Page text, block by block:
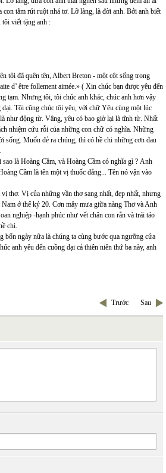
con tằm rút ruột nhả tơ. Lỡ làng, là đời anh. Bởi anh biết
tôi viết tặng anh :
tôi đã quên tên, Albert Breton - một cột sống trong
d’ être follement aimée.» ( Xin chúc bạn được yêu đến
tạm. Nhưng tôi, tôi chúc anh khác, chúc anh hơn vậy
dại. Tôi cũng chúc tôi yêu, với chữ Yêu cùng một lúc
như động từ. Vâng, yêu có bao giờ lại là tĩnh từ. Nhất
nhiệm cứu rỗi của những con chữ có nghĩa. Những
sống. Muốn đẻ ra chúng, thì có hề chi những cơn đau
là Hoàng Cầm, và Hoàng Cầm có nghĩa gì ? Anh
Cầm là tên một vị thuốc đắng... Tên nó vận vào
thơ. Vị của những vần thơ sang nhất, đẹp nhất, nhưng
ở thế kỷ 20. Cơn mây mưa giữa nàng Thơ và Anh
nghiệp -hạnh phúc như vết chân con rắn và trái táo
chi.
bốn ngày nữa là chúng ta cùng bước qua ngưỡng cửa
anh yêu đến cuồng dại cả thiên niên thứ ba này, anh
Trước Sau